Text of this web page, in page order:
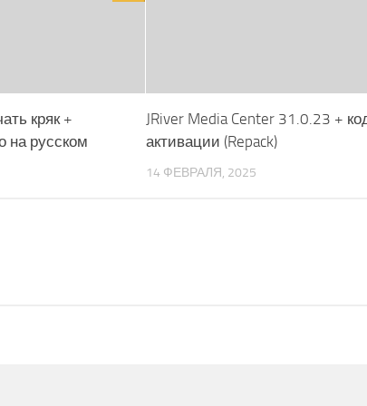
кряк +
на русском
JRiver Media Center 31.0.23 +
активации (Repack)
14 ФЕВРАЛЯ, 2025